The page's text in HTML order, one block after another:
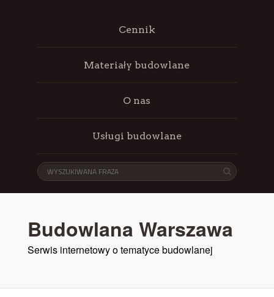
Cennik
Materiały budowlane
O nas
Usługi budowlane
Budowlana Warszawa
Serwis internetowy o tematyce budowlanej